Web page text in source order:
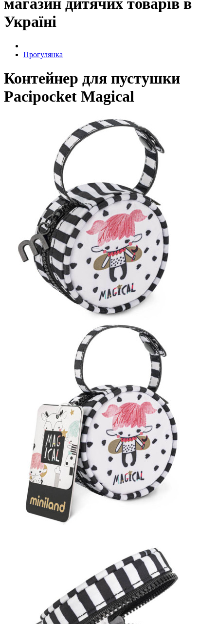
магазин дитячих товарів в
Україні
Прогулянка
Контейнер для пустушки
Pacipocket Magical